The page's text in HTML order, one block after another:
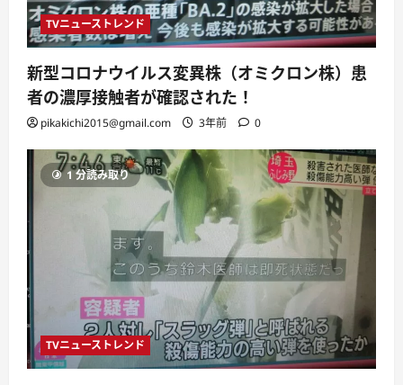
TVニューストレンド
新型コロナウイルス変異株（オミクロン株）患
者の濃厚接触者が確認された！
pikakichi2015@gmail.com 3年前 0
1 分読み取り
TVニューストレンド